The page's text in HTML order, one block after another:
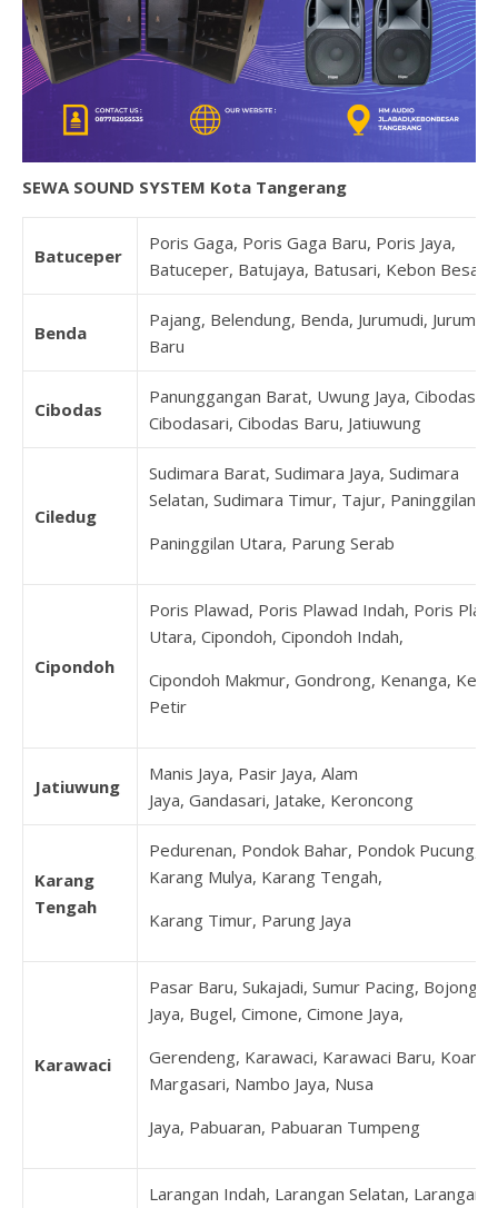
SEWA SOUND SYSTEM Kota Tangerang
Batuceper
Poris Gaga, Poris Gaga Baru, Poris Jaya,
Batuceper, Batujaya, Batusari, Kebon Besar
Benda
Pajang, Belendung, Benda, Jurumudi, Jurumudi
Baru
Cibodas
Panunggangan Barat, Uwung Jaya, Cibodas,
Cibodasari, Cibodas Baru, Jatiuwung
Ciledug
Sudimara Barat, Sudimara Jaya, Sudimara
Selatan, Sudimara Timur, Tajur, Paninggilan,
Paninggilan Utara, Parung Serab
Cipondoh
Poris Plawad, Poris Plawad Indah, Poris
Utara, Cipondoh, Cipondoh Indah,
Cipondoh Makmur, Gondrong, Kenanga,
Petir
Jatiuwung
Manis Jaya, Pasir Jaya, Alam
Jaya, Gandasari, Jatake, Keroncong
Karang
Tengah
Pedurenan, Pondok Bahar, Pondok Pucung,
Karang Mulya, Karang Tengah,
Karang Timur, Parung Jaya
Karawaci
Pasar Baru, Sukajadi, Sumur Pacing, Bojong
Jaya, Bugel, Cimone, Cimone Jaya,
Gerendeng, Karawaci, Karawaci Baru, Koang
Margasari, Nambo Jaya, Nusa
Jaya, Pabuaran, Pabuaran Tumpeng
Larangan Indah, Larangan Selatan, Larangan